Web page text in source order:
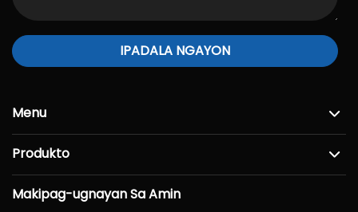
IPADALA NGAYON
Menu
Produkto
Makipag-ugnayan Sa Amin